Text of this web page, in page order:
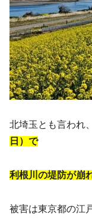
北埼玉とも言われ、
日）で
利根川の堤防が崩
被害は東京都の江